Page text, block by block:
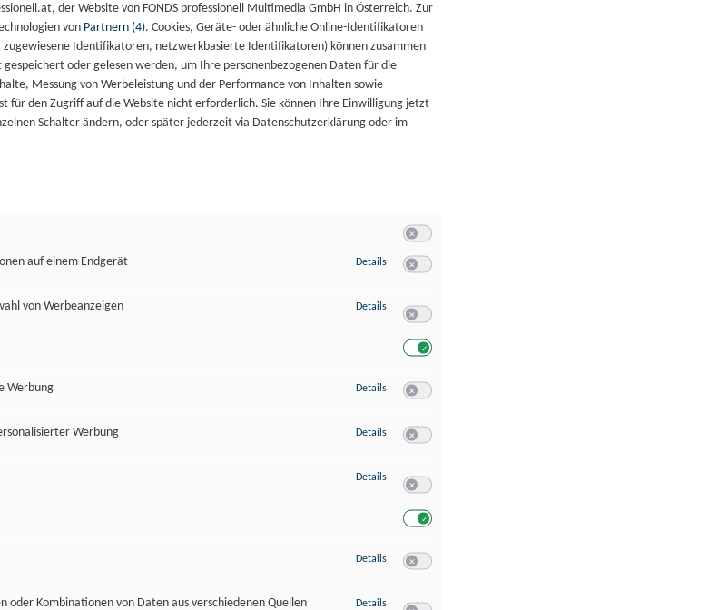
der Website von FONDS professionell Multimedia GmbH in Österreich. Zur
von Partnern (4). Cookies, Geräte- oder ähnliche Online-Identifikatoren
Identifikatoren, netzwerkbasierte Identifikatoren) können zusammen
oder gelesen werden, um Ihre personenbezogenen Daten für die
Messung von Werbeleistung und der Performance von Inhalten sowie
für den Zugriff auf die Website nicht erforderlich. Sie können Ihre Einwilligung jetzt
Schalter ändern, oder später jederzeit via Datenschutzerklärung oder im
auf einem Endgerät
Details zu Speichern von oder Zugriff auf Informationen auf einem Endgerät
von Werbeanzeigen
Details zu Verwendung reduzierter Daten zur Auswahl von Werbeanzeigen
Werbung
Details zu Erstellung von Profilen für personalisierte Werbung
Werbung
Details zu Verwendung von Profilen zur Auswahl personalisierter Werbung
Details zu Messung der Werbeleistung
Details zu Messung der Performance von Inhalten
oder Kombinationen von Daten aus verschiedenen Quellen
Details zu Analyse von Zielgruppen durch Statistiken oder Kombinationen von